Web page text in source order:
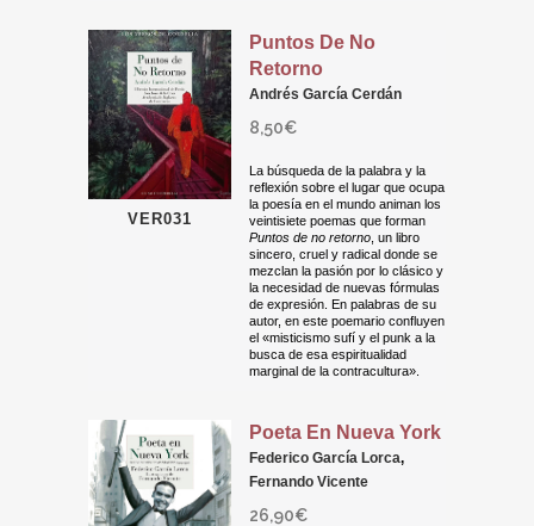
VER031
Puntos De No
Retorno
Andrés García Cerdán
8,50€
La búsqueda de la palabra y la
reflexión sobre el lugar que ocupa
la poesía en el mundo animan los
veintisiete poemas que forman
Puntos de no retorno , un libro
sincero, cruel y radical donde se
mezclan la pasión por lo clásico y
la necesidad de nuevas fórmulas
de expresión. En palabras de su
autor, en este poemario confluyen
el «misticismo sufí y el punk a la
busca de esa espiritualidad
marginal de la contracultura».
Poeta En Nueva York
Federico García Lorca,
Fernando Vicente
26,90€